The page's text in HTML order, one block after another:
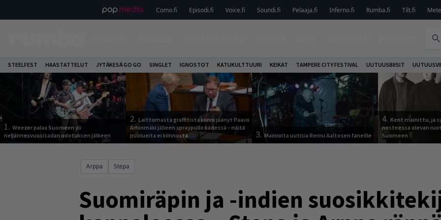
Como.fi Episodi.fi Voice.fi Soundi.fi Pelaaja.fi Inferno.fi Rumba.fi Tilt.fi
STEELFEST HAASTATTELUT JYTÄKESÄ GO GO SINGLET IGNOSTOT KATUKULTTUURI KEIKAT TAMPERE CITY FESTIVAL UUTUUSBIISIT
1. Weezer palaa Suomeen yli
neljännesvuosisadan odotuksen jälkeen
2. Laittomasta graffitista kiinni jäänyt Paavo
Arhinmäki jälleen spraypullo kädessä – näitä
puolueita ei kiinnosta
3.Mainioita uutisia Remu Aaltosen faneille
4. Kent mainittu, ja
nosteessa olevan
Suomeen
Arppa Stepa
Suomiräpin ja -indien